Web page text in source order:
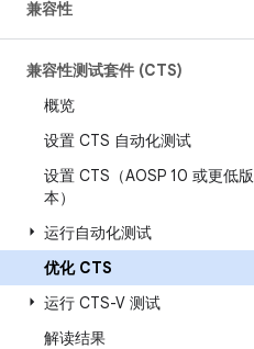
兼容性
兼容性测试套件 (CTS)
概览
设置 CTS 自动化测试
设置 CTS（AOSP 10 或更低版
本）
运行自动化测试
优化 CTS
运行 CTS-V 测试
解读结果